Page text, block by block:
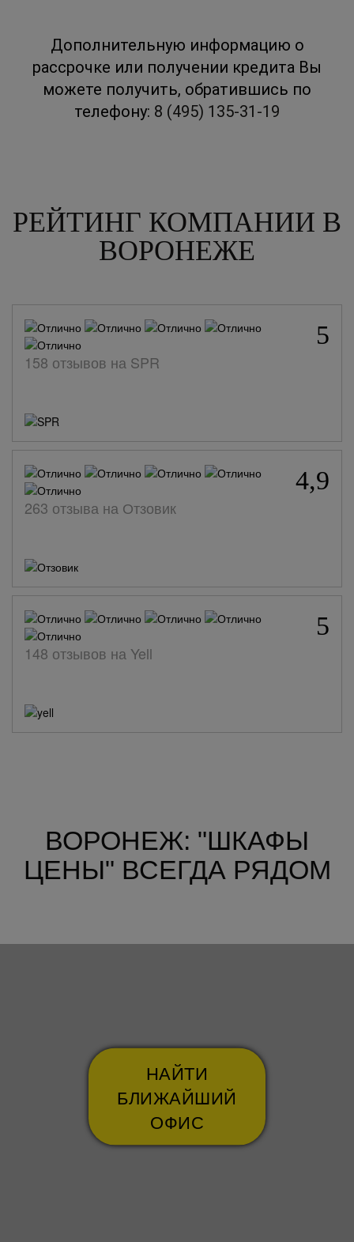
Дополнительную информацию о
рассрочке или получении кредита Вы
можете получить, обратившись по
телефону: 8 (495) 135-31-19
РЕЙТИНГ КОМПАНИИ В
ВОРОНЕЖЕ
5
158 отзывов на SPR
4,9
263 отзыва на Отзовик
5
148 отзывов на Yell
ВОРОНЕЖ: "ШКАФЫ
ЦЕНЫ" ВСЕГДА РЯДОМ
НАЙТИ
БЛИЖАЙШИЙ
ОФИС